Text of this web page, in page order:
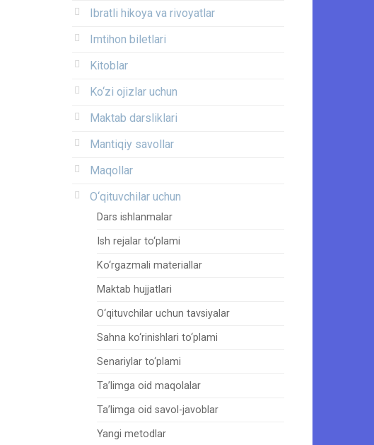
Ibratli hikoya va rivoyatlar
Imtihon biletlari
Kitoblar
Ko‘zi ojizlar uchun
Maktab darsliklari
Mantiqiy savollar
Maqollar
O‘qituvchilar uchun
Dars ishlanmalar
Ish rejalar to‘plami
Ko‘rgazmali materiallar
Maktab hujjatlari
O‘qituvchilar uchun tavsiyalar
Sahna ko‘rinishlari to‘plami
Senariylar to‘plami
Ta’limga oid maqolalar
Ta’limga oid savol-javoblar
Yangi metodlar